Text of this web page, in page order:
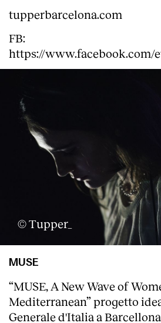
Servizi
tupperbarcelona.com
FB:
https://www.facebook.com/
© Tupper_
MUSE
“MUSE, A New Wave of
Mediterranean” progetto
Generale d'Italia a Barcellona